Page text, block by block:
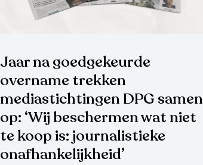
Jaar na goedgekeurde
overname trekken
mediastichtingen DPG samen
op: ‘Wij beschermen wat niet
te koop is: journalistieke
onafhankelijkheid’